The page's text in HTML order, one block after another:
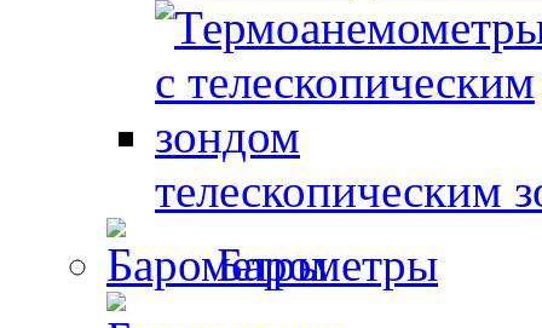
телескопическим
Барометры